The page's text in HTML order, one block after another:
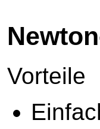
Vorteile